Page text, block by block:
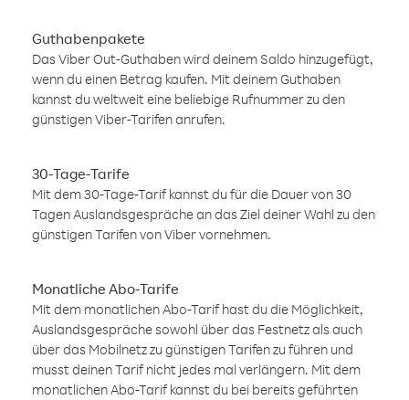
Guthabenpakete
Das Viber Out-Guthaben wird deinem Saldo hinzugefügt,
wenn du einen Betrag kaufen. Mit deinem Guthaben
kannst du weltweit eine beliebige Rufnummer zu den
günstigen Viber-Tarifen anrufen.
30-Tage-Tarife
Mit dem 30-Tage-Tarif kannst du für die Dauer von 30
Tagen Auslandsgespräche an das Ziel deiner Wahl zu den
günstigen Tarifen von Viber vornehmen.
Monatliche Abo-Tarife
Mit dem monatlichen Abo-Tarif hast du die Möglichkeit,
Auslandsgespräche sowohl über das Festnetz als auch
über das Mobilnetz zu günstigen Tarifen zu führen und
musst deinen Tarif nicht jedes mal verlängern. Mit dem
monatlichen Abo-Tarif kannst du bei bereits geführten